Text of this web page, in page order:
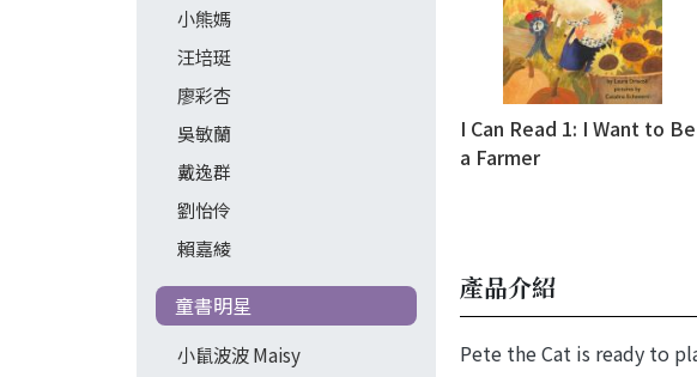
小熊媽
汪培珽
廖彩杏
吳敏蘭
戴逸群
劉怡伶
賴嘉綾
童書明星
小鼠波波 Maisy
I Can Read 1: I Want to Be
a Farmer
產品介紹
Pete the Cat is ready to